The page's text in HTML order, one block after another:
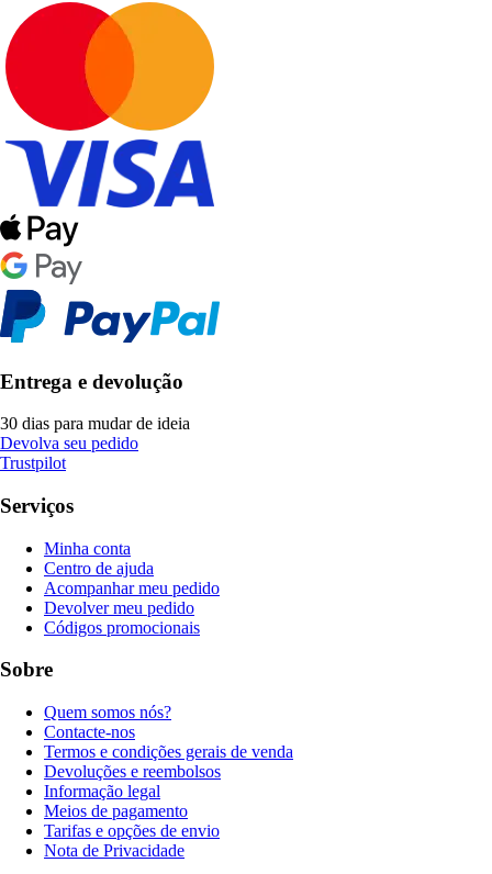
Entrega e devolução
30 dias para mudar de ideia
Devolva seu pedido
Trustpilot
Serviços
Minha conta
Centro de ajuda
Acompanhar meu pedido
Devolver meu pedido
Códigos promocionais
Sobre
Quem somos nós?
Contacte-nos
Termos e condições gerais de venda
Devoluções e reembolsos
Informação legal
Meios de pagamento
Tarifas e opções de envio
Nota de Privacidade